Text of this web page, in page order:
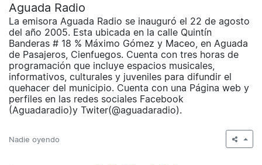
Aguada Radio
La emisora Aguada Radio se inauguró el 22 de agosto
del año 2005. Esta ubicada en la calle Quintín
Banderas # 18 % Máximo Gómez y Maceo, en Aguada
de Pasajeros, Cienfuegos. Cuenta con tres horas de
programación que incluye espacios musicales,
informativos, culturales y juveniles para difundir el
quehacer del municipio. Cuenta con una Página web y
perfiles en las redes sociales Facebook
(Aguadaradio)y Twiter(@aguadaradio).
Nadie oyendo